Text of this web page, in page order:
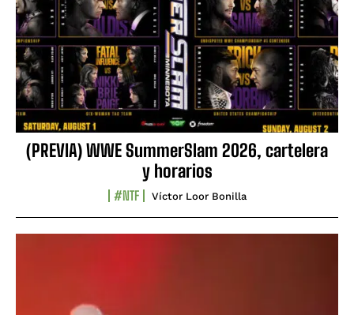
(PREVIA) WWE SummerSlam 2026, cartelera
y horarios
#NTF Víctor Loor Bonilla